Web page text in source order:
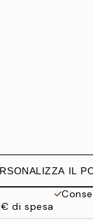
IL
di spesa